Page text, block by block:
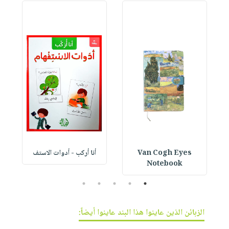
Van Cogh Eyes
Notebook
أنا أركب - أدوات الاستف
1
2
3
4
5
الزبائن الذين عاينوا هذا البند عاينوا أيضاً: